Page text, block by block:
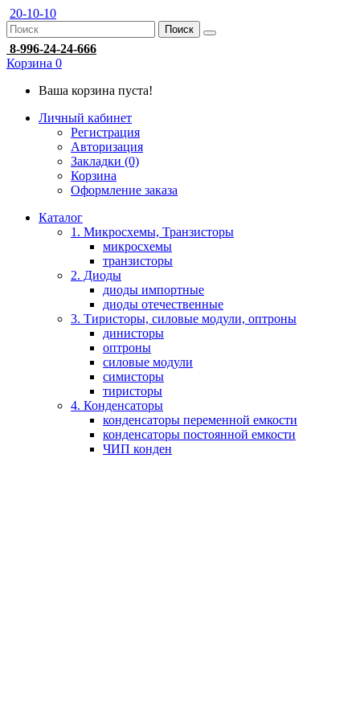
20-10-10
Поиск
8-996-24-24-666
Корзина 0
Ваша корзина пуста!
Личный кабинет
Регистрация
Авторизация
Закладки (0)
Корзина
Оформление заказа
Каталог
1. Микросхемы, Транзисторы
микросхемы
транзисторы
2. Диоды
диоды импортные
диоды отечественные
3. Тиристоры, силовые модули, оптроны
динисторы
оптроны
силовые модули
симисторы
тиристоры
4. Конденсаторы
конденсаторы переменной емкости
конденсаторы постоянной емкости
ЧИП конден